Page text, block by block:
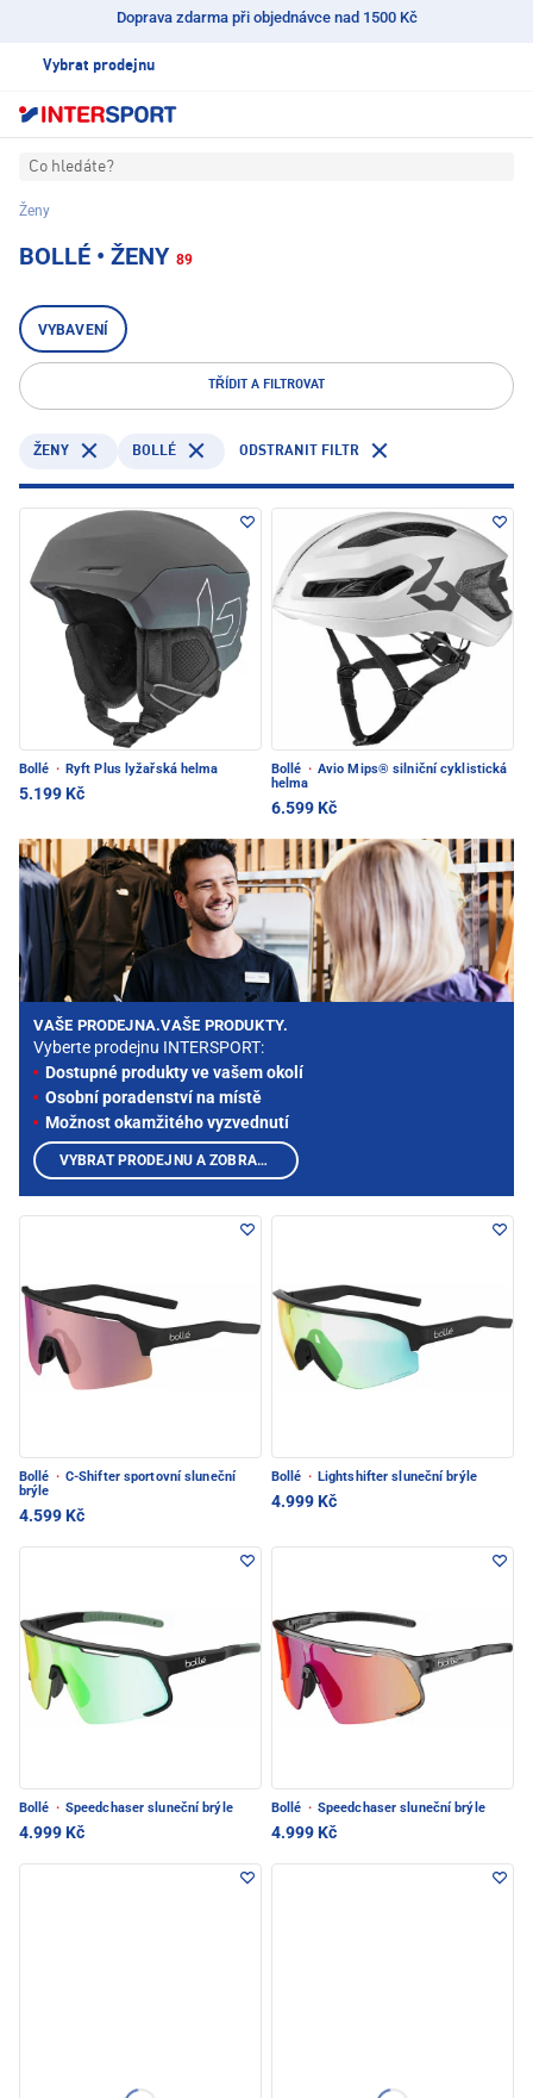
Doprava zdarma při objednávce nad 1500 Kč
Vybrat prodejnu
Co hledáte?
Ženy
BOLLÉ • ŽENY 89
VYBAVENÍ
TŘÍDIT A FILTROVAT
ŽENY BOLLÉ ODSTRANIT FILTR
Bollé · Ryft Plus lyžařská helma
5.199 Kč
Bollé · Avio Mips® silniční cyklistická
helma
6.599 Kč
Bollé · C-Shifter sportovní sluneční
brýle
4.599 Kč
Bollé · Lightshifter sluneční brýle
4.999 Kč
Bollé · Speedchaser sluneční brýle
4.999 Kč
Bollé · Speedchaser sluneční brýle
4.999 Kč
VAŠE PRODEJNA.VAŠE PRODUKTY.
Vyberte prodejnu INTERSPORT:
Dostupné produkty ve vašem okolí
Osobní poradenství na místě
Možnost okamžitého vyzvednutí
VYBRAT PRODEJNU A ZOBRAZIT PRODUKTY